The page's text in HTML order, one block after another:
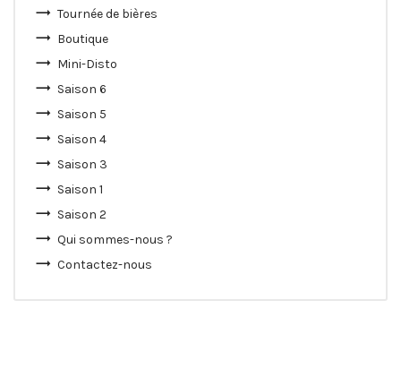
Tournée de bières
Boutique
Mini-Disto
Saison 6
Saison 5
Saison 4
Saison 3
Saison 1
Saison 2
Qui sommes-nous ?
Contactez-nous